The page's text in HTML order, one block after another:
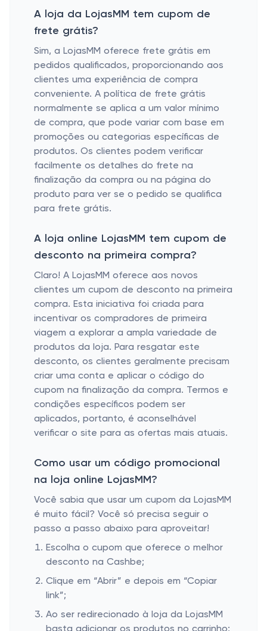
A loja da LojasMM tem cupom de
frete grátis?
Sim, a LojasMM oferece frete grátis em
pedidos qualificados, proporcionando aos
clientes uma experiência de compra
conveniente. A política de frete grátis
normalmente se aplica a um valor mínimo
de compra, que pode variar com base em
promoções ou categorias específicas de
produtos. Os clientes podem verificar
facilmente os detalhes do frete na
finalização da compra ou na página do
produto para ver se o pedido se qualifica
para frete grátis.
A loja online LojasMM tem cupom de
desconto na primeira compra?
Claro! A LojasMM oferece aos novos
clientes um cupom de desconto na primeira
compra. Esta iniciativa foi criada para
incentivar os compradores de primeira
viagem a explorar a ampla variedade de
produtos da loja. Para resgatar este
desconto, os clientes geralmente precisam
criar uma conta e aplicar o código do
cupom na finalização da compra. Termos e
condições específicos podem ser
aplicados, portanto, é aconselhável
verificar o site para as ofertas mais atuais.
Como usar um código promocional
na loja online LojasMM?
Você sabia que usar um cupom da LojasMM
é muito fácil? Você só precisa seguir o
passo a passo abaixo para aproveitar!
Escolha o cupom que oferece o melhor
desconto na Cashbe;
Clique em “Abrir” e depois em “Copiar
link”;
Ao ser redirecionado à loja da LojasMM